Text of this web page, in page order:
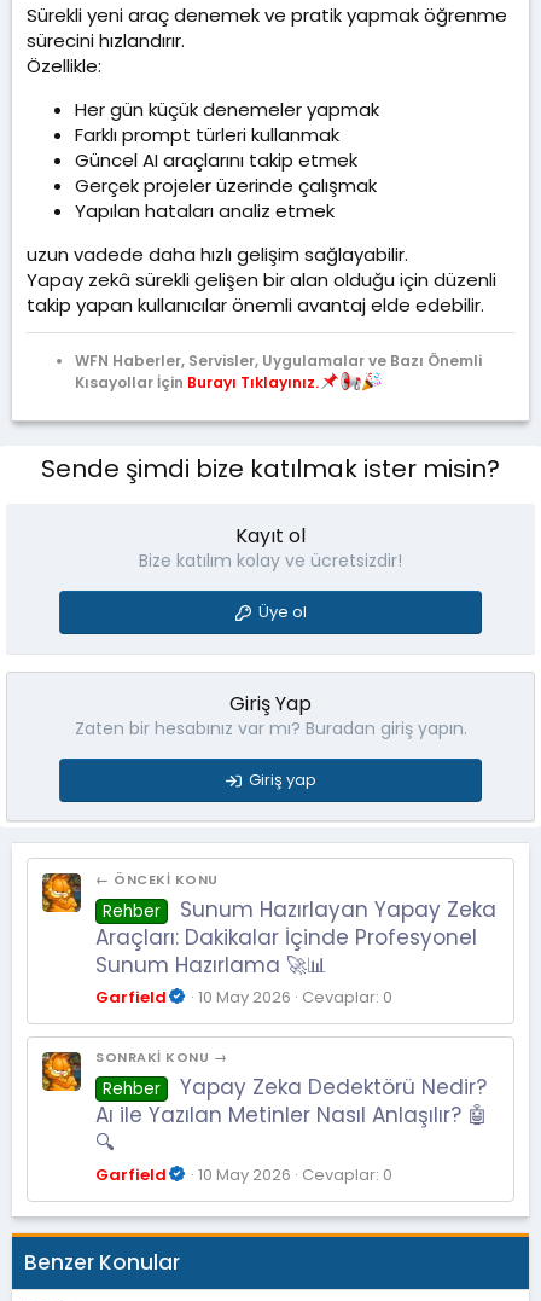
Sürekli yeni araç denemek ve pratik yapmak öğrenme
sürecini hızlandırır.
Özellikle:
Her gün küçük denemeler yapmak
Farklı prompt türleri kullanmak
Güncel AI araçlarını takip etmek
Gerçek projeler üzerinde çalışmak
Yapılan hataları analiz etmek
uzun vadede daha hızlı gelişim sağlayabilir.
Yapay zekâ sürekli gelişen bir alan olduğu için düzenli
takip yapan kullanıcılar önemli avantaj elde edebilir.
WFN Haberler, Servisler, Uygulamalar ve Bazı Önemli
Kısayollar İçin Burayı Tıklayınız.
Sende şimdi bize katılmak ister misin?
Kayıt ol
Bize katılım kolay ve ücretsizdir!
Üye ol
Giriş Yap
Zaten bir hesabınız var mı? Buradan giriş yapın.
Giriş yap
← ÖNCEKI KONU
Rehber
Sunum Hazırlayan Yapay Zeka
Araçları: Dakikalar İçinde Profesyonel
Sunum Hazırlama 🚀📊
Garfield 10 May 2026 Cevaplar: 0
SONRAKI KONU →
Rehber
Yapay Zeka Dedektörü Nedir?
Aı ile Yazılan Metinler Nasıl Anlaşılır? 🤖
🔍
Garfield 10 May 2026 Cevaplar: 0
Benzer Konular